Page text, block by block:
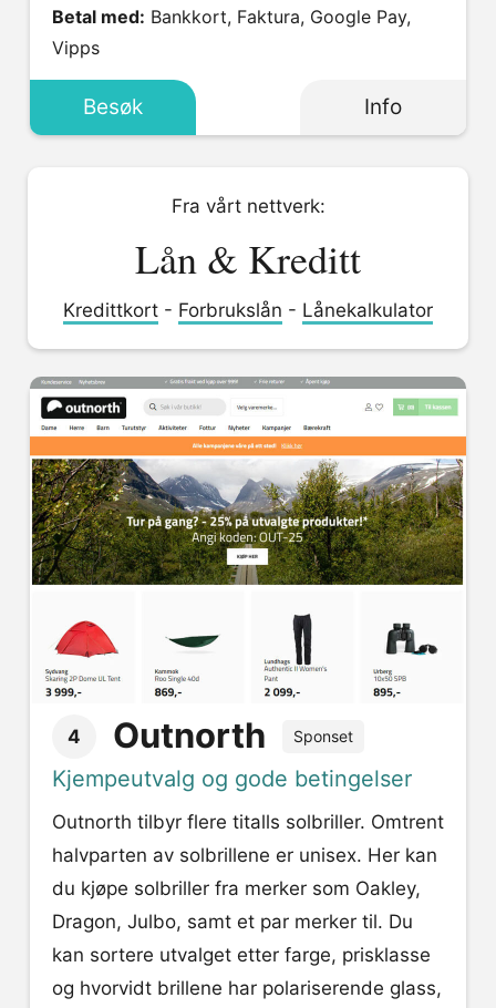
Betal med:
Vipps
Besøk Info
Fra vårt nettverk:
Lån & Kreditt
Kredittkort - Forbrukslån - Lånekalkulator
4 Outnorth Sponset
Kjempeutvalg og gode betingelser
Outnorth tilbyr flere titalls solbriller. Omtrent
halvparten av solbrillene er unisex. Her kan
du kjøpe solbriller fra merker som Oakley,
Dragon, Julbo, samt et par merker til. Du
kan sortere utvalget etter farge, prisklasse
og hvorvidt brillene har polariserende glass,